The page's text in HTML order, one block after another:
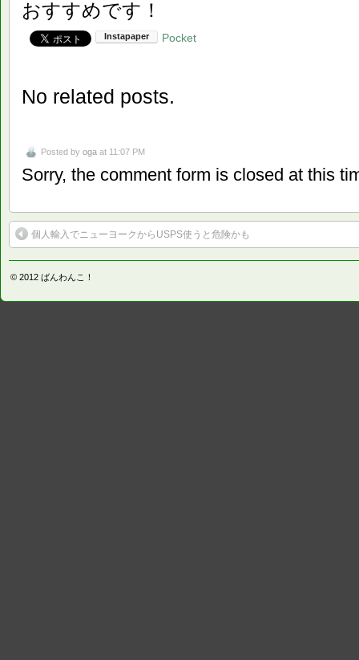
おすすめです！
Pocket
No related posts.
Posted by oga at 11:07 PM
Sorry, the comment form is closed at this
個人輸入でニューヨークからUSPS使うと危険かも
© 2012 ばんわんこ！